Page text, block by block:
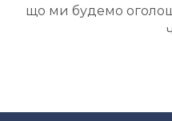
що ми будемо